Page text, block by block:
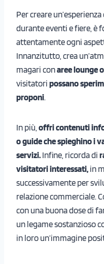
Per creare
durante eventi e fiere, è
attentamente ogni
Innanzitutto, crea
magari conaree lounge
visitatori possano
proponi.
In più, offri contenuti
o guide che spieghino i
servizi. Infine, ricorda di
visitatori interessati, in
successivamente per
relazione commerciale.
con una buona dose di
un legame sostanzioso
in loro un’immagine